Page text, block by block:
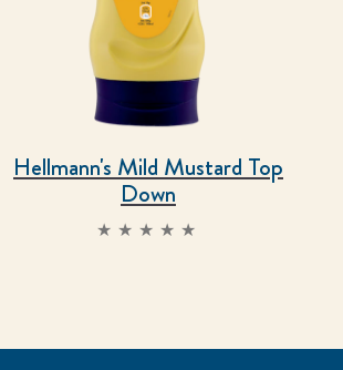
Hellmann's Mild Mustard Top
Down
product